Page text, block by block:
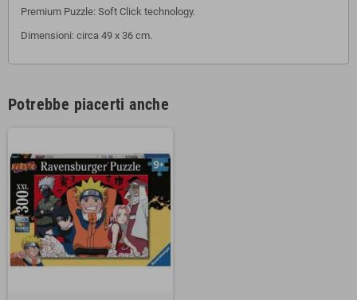
Premium Puzzle: Soft Click technology.
Dimensioni: circa 49 x 36 cm.
Potrebbe piacerti anche